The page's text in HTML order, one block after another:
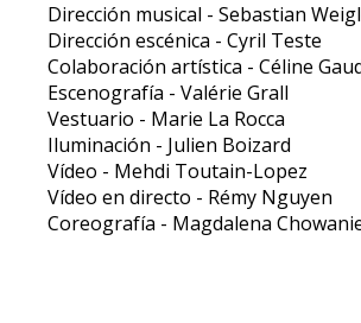
Dirección musical - Sebastian
Dirección escénica - Cyril Teste
Colaboración artística - Céline
Escenografía - Valérie Grall
Vestuario - Marie La Rocca
Iluminación - Julien Boizard
Vídeo - Mehdi Toutain-Lopez
Vídeo en directo - Rémy Nguyen
Coreografía - Magdalena